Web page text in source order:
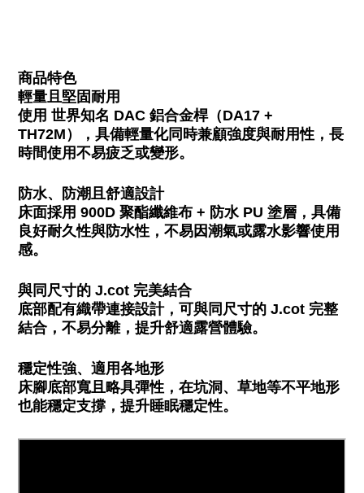
商品特色
輕量且堅固耐用
使用 世界知名 DAC 鋁合金桿（DA17 +
TH72M），具備輕量化同時兼顧強度與耐用性，長
時間使用不易疲乏或變形。
防水、防潮且舒適設計
床面採用 900D 聚酯纖維布 + 防水 PU 塗層，具備
良好耐久性與防水性，不易因潮氣或露水影響使用
感。
與同尺寸的 J.cot 完美結合
底部配有織帶連接設計，可與同尺寸的 J.cot 完整
結合，不易分離，提升舒適露營體驗。
穩定性強、適用各地形
床腳底部寬且略具彈性，在坑洞、草地等不平地形
也能穩定支撐，提升睡眠穩定性。